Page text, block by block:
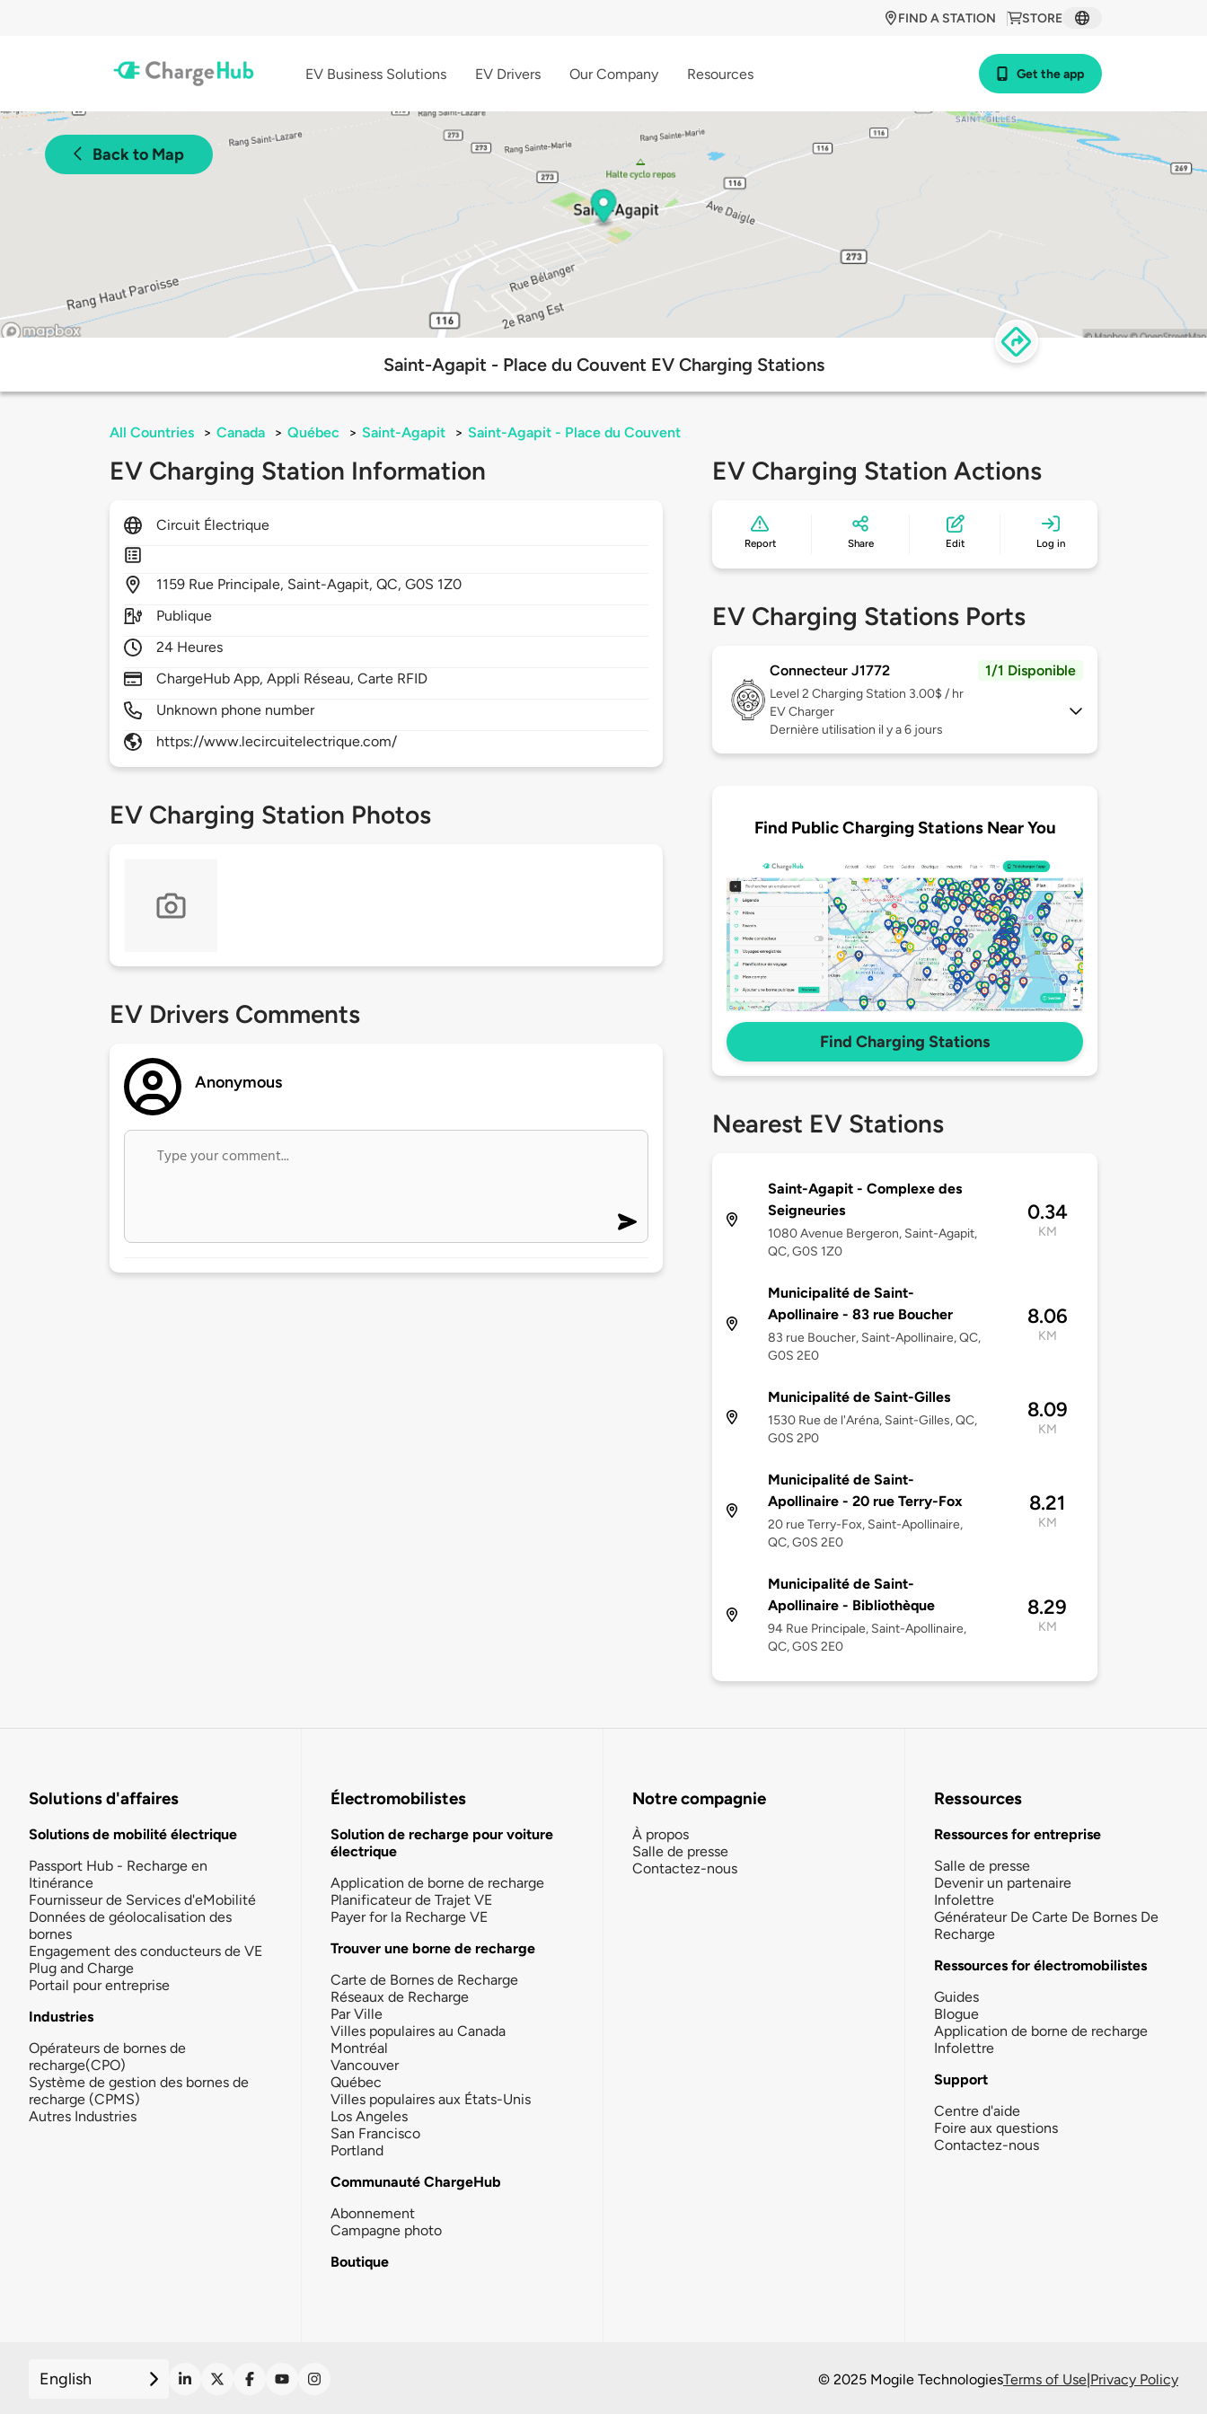
STORE
FIND A STATION
EV Business Solutions EV Drivers Our Company Resources Get the app
Back to Map
Saint-Agapit - Place du Couvent EV Charging Stations
All Countries > Canada > Québec > Saint-Agapit > Saint-Agapit - Place du Couvent
EV Charging Station Information
Circuit Électrique
1159 Rue Principale, Saint-Agapit,QC,G0S 1Z0
Publique
24 Heures
ChargeHub App, Appli Réseau, Carte RFID
Unknown phone number
https://www.lecircuitelectrique.com/
EV Charging Station Photos
EV Drivers Comments
Anonymous
EV Charging Station Actions
Report Share Edit Log in
EV Charging Stations Ports
Connecteur J1772 1/1 Disponible
Level 2 Charging Station 3.00$ / hr
EV Charger
Dernière utilisation il y a 6 jours
Find Public Charging Stations Near You
Find Charging Stations
Nearest EV Stations
Saint-Agapit - Complexe des
Seigneuries
1080 Avenue Bergeron, Saint-Agapit,
QC, G0S 1Z0
0.34
KM
Municipalité de Saint-
Apollinaire - 83 rue Boucher
83 rue Boucher, Saint-Apollinaire, QC,
G0S 2E0
8.06
KM
Municipalité de Saint-Gilles
1530 Rue de l'Aréna, Saint-Gilles, QC,
G0S 2P0
8.09
KM
Municipalité de Saint-
Apollinaire - 20 rue Terry-Fox
20 rue Terry-Fox, Saint-Apollinaire,
QC, G0S 2E0
8.21
KM
Municipalité de Saint-
Apollinaire - Bibliothèque
94 Rue Principale, Saint-Apollinaire,
QC, G0S 2E0
8.29
KM
Solutions d'affaires
Solutions de mobilité électrique
Passport Hub - Recharge en
Itinérance
Fournisseur de Services d'eMobilité
Données de géolocalisation des
bornes
Engagement des conducteurs de VE
Plug and Charge
Portail pour entreprise
Industries
Opérateurs de bornes de
recharge(CPO)
Système de gestion des bornes de
recharge (CPMS)
Autres Industries
Électromobilistes
Solution de recharge pour voiture
électrique
Application de borne de recharge
Planificateur de Trajet VE
Payer for la Recharge VE
Trouver une borne de recharge
Carte de Bornes de Recharge
Réseaux de Recharge
Par Ville
Villes populaires au Canada
Montréal
Vancouver
Québec
Villes populaires aux États-Unis
Los Angeles
San Francisco
Portland
Communauté ChargeHub
Abonnement
Campagne photo
Boutique
Notre compagnie
À propos
Salle de presse
Contactez-nous
Ressources
Ressources for entreprise
Salle de presse
Devenir un partenaire
Infolettre
Générateur De Carte De Bornes De
Recharge
Ressources for électromobilistes
Guides
Blogue
Application de borne de recharge
Infolettre
Support
Centre d'aide
Foire aux questions
Contactez-nous
English © 2025 Mogile TechnologiesTerms of Use|Privacy Policy